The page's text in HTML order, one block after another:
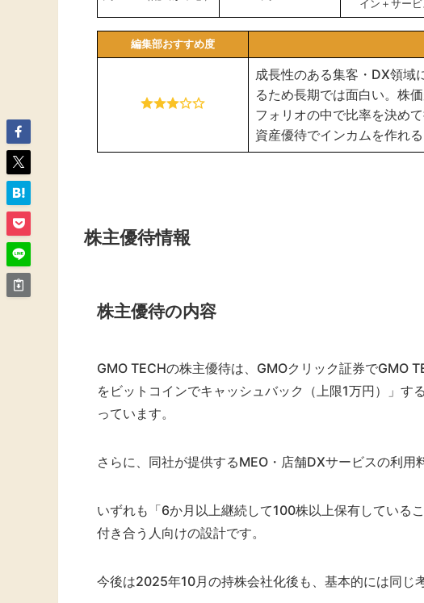
イン＋サービ
編集部おすすめ度
成長性のある集客・DX領域
るため長期では面白い。株
フォリオの中で比率を決め
資産優待でインカムを作れ
株主優待情報
株主優待の内容
GMO TECHの株主優待は、GMOクリック証券でGMO
をビットコインでキャッシュバック（上限1万円）」す
っています。
さらに、同社が提供するMEO・店舗DXサービスの利用
いずれも「6か月以上継続して100株以上保有している
付き合う人向けの設計です。
今後は2025年10月の持株会社化後も、基本的には同じ